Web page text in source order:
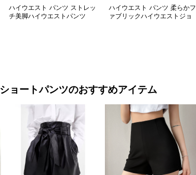
ハイウエスト パンツ ストレッ
チ美脚ハイウエストパンツ
ハイウエスト パンツ 柔らかフ
ァブリックハイウエストジョ
ショートパンツのおすすめアイテム